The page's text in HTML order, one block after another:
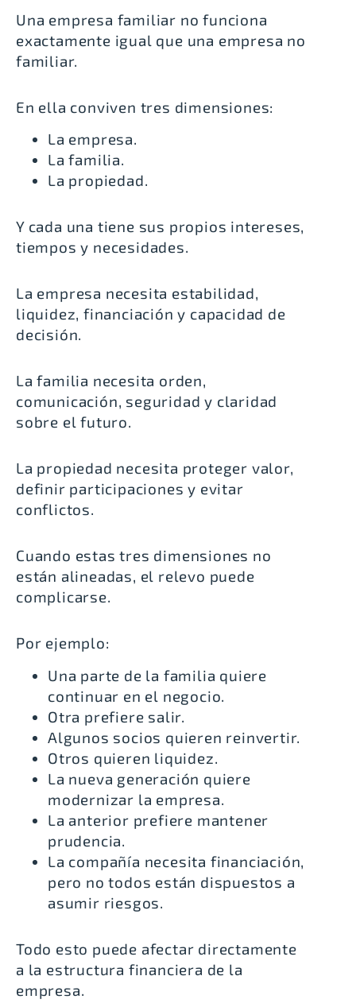
Una empresa familiar no funciona
exactamente igual que una empresa no
familiar.
En ella conviven tres dimensiones:
La empresa.
La familia.
La propiedad.
Y cada una tiene sus propios intereses,
tiempos y necesidades.
La empresa necesita estabilidad,
liquidez, financiación y capacidad de
decisión.
La familia necesita orden,
comunicación, seguridad y claridad
sobre el futuro.
La propiedad necesita proteger valor,
definir participaciones y evitar
conflictos.
Cuando estas tres dimensiones no
están alineadas, el relevo puede
complicarse.
Por ejemplo:
Una parte de la familia quiere
continuar en el negocio.
Otra prefiere salir.
Algunos socios quieren reinvertir.
Otros quieren liquidez.
La nueva generación quiere
modernizar la empresa.
La anterior prefiere mantener
prudencia.
La compañía necesita financiación,
pero no todos están dispuestos a
asumir riesgos.
Todo esto puede afectar directamente
a la estructura financiera de la
empresa.